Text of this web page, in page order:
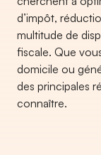
d’impôt,
multitude de
fiscale. Que
domicile ou
des principales
connaître.